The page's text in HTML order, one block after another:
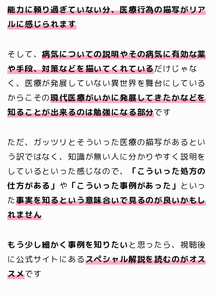
能力に頼り過ぎていない分、医療行為の描写がリア
ルに感じられます
そして、病気についての説明やその病気に有効な薬
や手段、対策などを描いてくれているだけじゃな
く、医療が発展していない異世界を舞台にしている
からこその現代医療がいかに発展してきたかなどを
知ることが出来るのは勉強になる部分です
ただ、ガッツリとそういった医療の描写があるとい
う訳ではなく、知識が無い人に分かりやすく説明を
しているといった感じなので、
「こういった処方の
仕方がある」 や 「こういった事例があった」 といっ
た事実を知るという意味合いで見るのが良いかもし
れません
もう少し細かく事例を知りたいと思ったら、視聴後
に公式サイトにあるスペシャル解説を読むのがオス
スメです